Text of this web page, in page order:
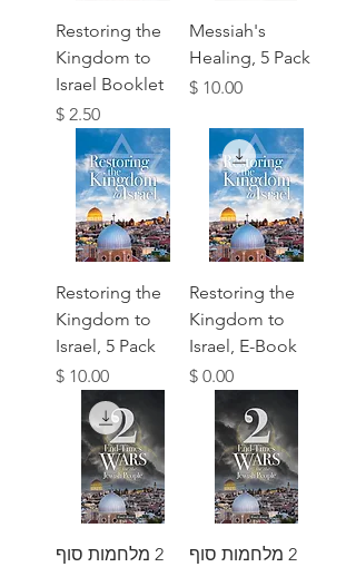
Messiah's
Healing, 5 Pack
מחיר
Restoring the
Kingdom to
Israel Booklet
מחיר
Restoring the
Kingdom to
Israel, E-Book
מחיר
Restoring the
Kingdom to
Israel, 5 Pack
מחיר
2 מלחמות סוף 2 מלחמות סוף